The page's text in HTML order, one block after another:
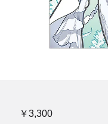
￥3,300